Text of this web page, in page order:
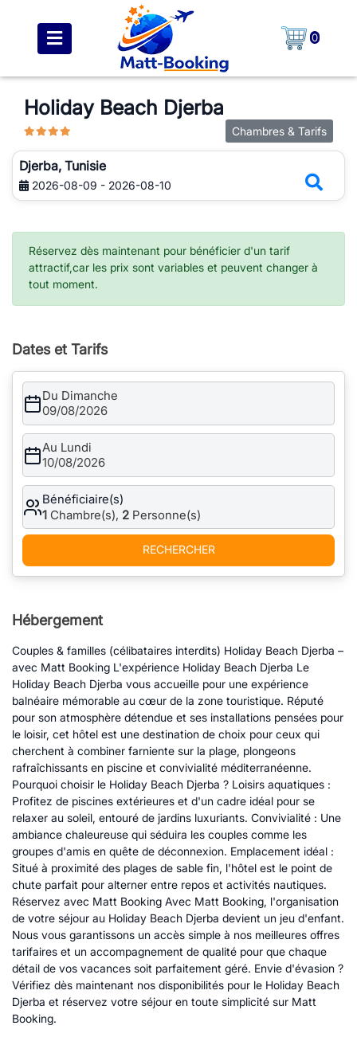
0
Holiday Beach Djerba
Chambres & Tarifs
Djerba, Tunisie
2026-08-09 - 2026-08-10
Réservez dès maintenant pour bénéficier d'un tarif
attractif,car les prix sont variables et peuvent changer à
tout moment.
Dates et Tarifs
Du Dimanche
09/08/2026
Au Lundi
10/08/2026
Bénéficiaire(s)
1 Chambre(s), 2 Personne(s)
RECHERCHER
Hébergement
Couples & familles (célibataires interdits) Holiday Beach Djerba –
avec Matt Booking L'expérience Holiday Beach Djerba Le
Holiday Beach Djerba vous accueille pour une expérience
balnéaire mémorable au cœur de la zone touristique. Réputé
pour son atmosphère détendue et ses installations pensées pour
le loisir, cet hôtel est une destination de choix pour ceux qui
cherchent à combiner farniente sur la plage, plongeons
rafraîchissants en piscine et convivialité méditerranéenne.
Pourquoi choisir le Holiday Beach Djerba ? Loisirs aquatiques :
Profitez de piscines extérieures et d'un cadre idéal pour se
relaxer au soleil, entouré de jardins luxuriants. Convivialité : Une
ambiance chaleureuse qui séduira les couples comme les
groupes d'amis en quête de déconnexion. Emplacement idéal :
Situé à proximité des plages de sable fin, l'hôtel est le point de
chute parfait pour alterner entre repos et activités nautiques.
Réservez avec Matt Booking Avec Matt Booking, l'organisation
de votre séjour au Holiday Beach Djerba devient un jeu d'enfant.
Nous vous garantissons un accès simple à nos meilleures offres
tarifaires et un accompagnement de qualité pour que chaque
détail de vos vacances soit parfaitement géré. Envie d'évasion ?
Vérifiez dès maintenant nos disponibilités pour le Holiday Beach
Djerba et réservez votre séjour en toute simplicité sur Matt
Booking.